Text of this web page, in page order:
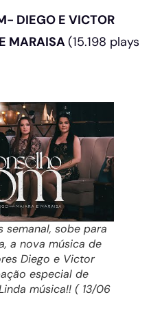
DIEGO E VICTOR
MARAISA(15.198 plays
semanal, sobe para
a nova música de
Diego e Victor
especial de
música!! ( 13/06